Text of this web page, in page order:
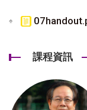
課程資訊